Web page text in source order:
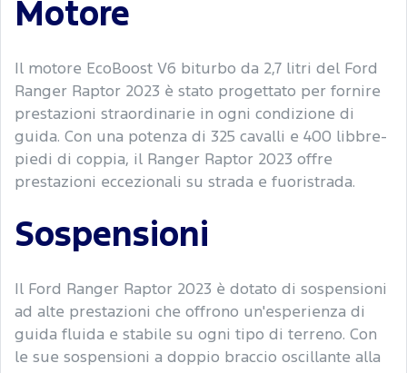
Motore
Il motore EcoBoost V6 biturbo da 2,7 litri del Ford
Ranger Raptor 2023 è stato progettato per fornire
prestazioni straordinarie in ogni condizione di
guida. Con una potenza di 325 cavalli e 400 libbre-
piedi di coppia, il Ranger Raptor 2023 offre
prestazioni eccezionali su strada e fuoristrada.
Sospensioni
Il Ford Ranger Raptor 2023 è dotato di sospensioni
ad alte prestazioni che offrono un'esperienza di
guida fluida e stabile su ogni tipo di terreno. Con
le sue sospensioni a doppio braccio oscillante alla